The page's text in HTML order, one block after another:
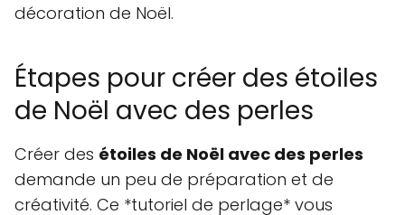
décoration de Noël.
Étapes pour créer des étoiles
de Noël avec des perles
Créer des étoiles de Noël avec des perles
demande un peu de préparation et de
créativité. Ce *tutoriel de perlage* vous